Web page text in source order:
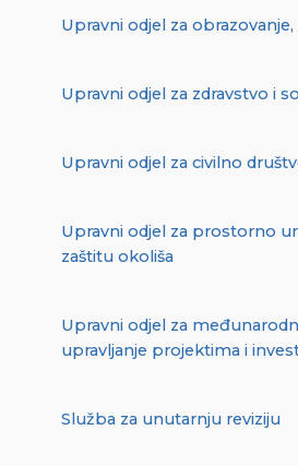
Upravni odjel za
Upravni odjel za zdravstvo i
Upravni odjel za civilno
Upravni odjel za prostorno
zaštitu okoliša
Upravni odjel za
upravljanje projektima i
Služba za unutarnju reviziju